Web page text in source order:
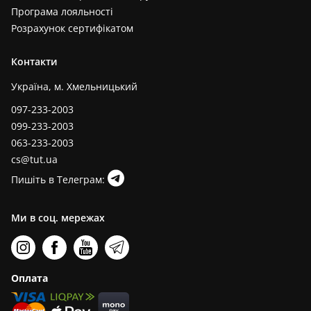
Програма лояльності
Розрахунок сертифікатом
Контакти
Україна, м. Хмельницький
097-233-2003
099-233-2003
063-233-2003
cs@tut.ua
Пишіть в Телеграм:
Ми в соц. мережах
Оплата